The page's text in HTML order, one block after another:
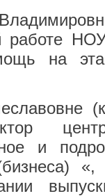
работе
на
и